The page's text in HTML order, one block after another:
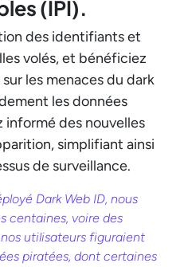
(IPI).
des identifiants et
volés, et bénéficiez
les menaces du dark
les données
des nouvelles
simplifiant ainsi
de surveillance.
Dark Web ID, nous
centaines, voire des
utilisateurs figuraient
piratées, dont certaines